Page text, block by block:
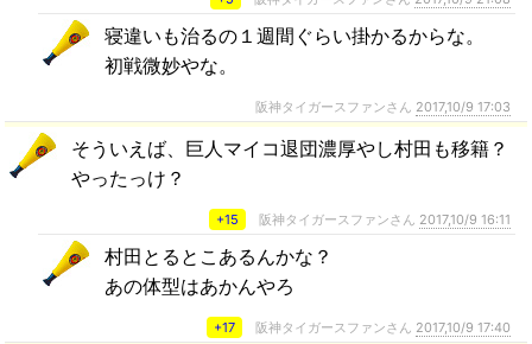
寝違いも治るの１週間ぐらい掛かるからな。
初戦微妙やな。
阪神タイガースファンさん 2017,10/9 17:03
そういえば、巨人マイコ退団濃厚やし村田も移籍？
やったっけ？
+15 阪神タイガースファンさん 2017,10/9 16:11
村田とるとこあるんかな？
あの体型はあかんやろ
+17 阪神タイガースファンさん 2017,10/9 17:40